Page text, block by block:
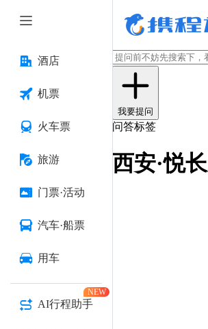
酒店
机票
火车票
旅游
门票·活动
汽车·船票
用车
AI行程助手
NEW
我要提问
问答标签
西安·悦